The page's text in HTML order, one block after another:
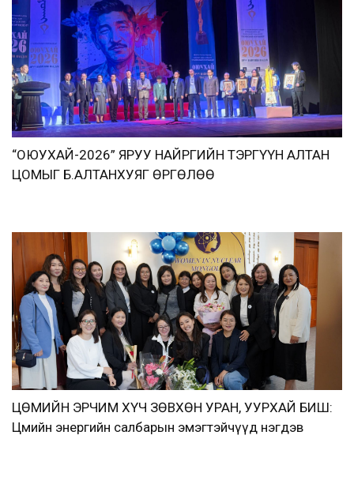
“ОЮУХАЙ-2026” ЯРУУ НАЙРГИЙН ТЭРГҮҮН АЛТАН
ЦОМЫГ Б.АЛТАНХУЯГ ӨРГӨЛӨӨ
ЦӨМИЙН ЭРЧИМ ХҮЧ ЗӨВХӨН УРАН, УУРХАЙ БИШ:
Цөмийн энергийн салбарын эмэгтэйчүүд нэгдэв